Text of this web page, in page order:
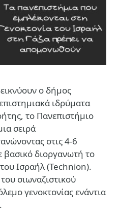
ο δήμος
ιδρύματα
το Πανεπιστήμιο
σειρά
στις 4-6
διοργανωτή το
του Ισραήλ (Technion).
σιωναζιστικού
γενοκτονίας ενάντια